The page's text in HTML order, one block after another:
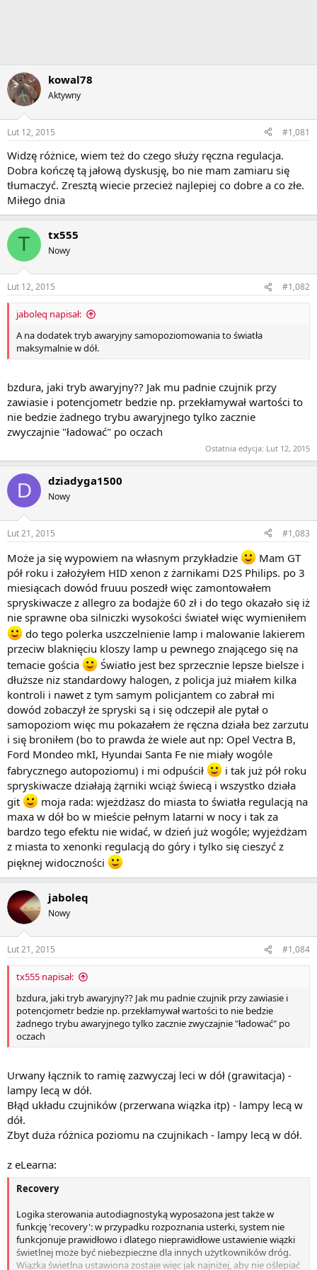
kowal78
Aktywny
Lut 12, 2015 #1,081
Widzę różnice, wiem też do czego służy ręczna regulacja.
Dobra kończę tą jałową dyskusję, bo nie mam zamiaru się
tłumaczyć. Zresztą wiecie przecież najlepiej co dobre a co złe.
Miłego dnia
T tx555
Nowy
Lut 12, 2015 #1,082
jaboleq napisał:
A na dodatek tryb awaryjny samopoziomowania to światła
maksymalnie w dół.
bzdura, jaki tryb awaryjny?? Jak mu padnie czujnik przy
zawiasie i potencjometr bedzie np. przekłamywał wartości to
nie bedzie żadnego trybu awaryjnego tylko zacznie
zwyczajnie "ładować" po oczach
Ostatnia edycja: Lut 12, 2015
D dziadyga1500
Nowy
Lut 21, 2015 #1,083
Może ja się wypowiem na własnym przykładzie
Mam GT
pół roku i założyłem HID xenon z żarnikami D2S Philips. po 3
miesiącach dowód fruuu poszedł więc zamontowałem
spryskiwacze z allegro za bodajże 60 zł i do tego okazało się iż
nie sprawne oba silniczki wysokości świateł więc wymieniłem
do tego polerka uszczelnienie lamp i malowanie lakierem
przeciw blaknięciu kloszy lamp u pewnego znającego się na
temacie gościa
Światło jest bez sprzecznie lepsze bielsze i
dłuższe niz standardowy halogen, z policja już miałem kilka
kontroli i nawet z tym samym policjantem co zabrał mi
dowód zobaczył że spryski są i się odczepił ale pytał o
samopoziom więc mu pokazałem że ręczna działa bez zarzutu
i się broniłem (bo to prawda że wiele aut np: Opel Vectra B,
Ford Mondeo mkI, Hyundai Santa Fe nie miały wogóle
fabrycznego autopoziomu) i mi odpuścił
i tak już pół roku
spryskiwacze działają żąrniki wciąż świecą i wszystko działa
git
moja rada: wjeżdżasz do miasta to światła regulacją na
maxa w dół bo w mieście pełnym latarni w nocy i tak za
bardzo tego efektu nie widać, w dzień już wogóle; wyjeżdżam
z miasta to xenonki regulacją do góry i tylko się cieszyć z
pięknej widoczności
jaboleq
Nowy
Lut 21, 2015 #1,084
tx555 napisał:
bzdura, jaki tryb awaryjny?? Jak mu padnie czujnik przy zawiasie i
potencjometr bedzie np. przekłamywał wartości to nie bedzie
żadnego trybu awaryjnego tylko zacznie zwyczajnie "ładować" po
oczach
Urwany łącznik to ramię zazwyczaj leci w dół (grawitacja) -
lampy lecą w dół.
Błąd układu czujników (przerwana wiązka itp) - lampy lecą w
dół.
Zbyt duża różnica poziomu na czujnikach - lampy lecą w dół.
z eLearna:
Recovery
Logika sterowania autodiagnostyką wyposażona jest także w
funkcję 'recovery': w przypadku rozpoznania usterki, system nie
funkcjonuje prawidłowo i dlatego nieprawidłowe ustawienie wiązki
świetlnej może być niebezpieczne dla innych użytkowników dróg.
Wiązka świetlna ustawiona zostaje więc jak najniżej, aby nie oślepiać